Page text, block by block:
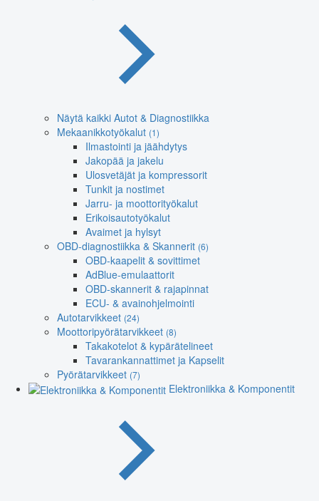
Näytä kaikki Autot & Diagnostiikka
Mekaanikkotyökalut (1)
Ilmastointi ja jäähdytys
Jakopää ja jakelu
Ulosvetäjät ja kompressorit
Tunkit ja nostimet
Jarru- ja moottorityökalut
Erikoisautotyökalut
Avaimet ja hylsyt
OBD-diagnostiikka & Skannerit (6)
OBD-kaapelit & sovittimet
AdBlue-emulaattorit
OBD-skannerit & rajapinnat
ECU- & avainohjelmointi
Autotarvikkeet (24)
Moottoripyörätarvikkeet (8)
Takakotelot & kypärätelineet
Tavarankannattimet ja Kapselit
Pyörätarvikkeet (7)
Elektroniikka & Komponentit